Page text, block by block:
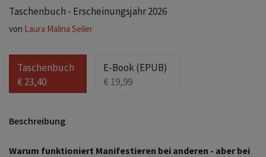
Taschenbuch - Erscheinungsjahr 2026
von Laura Malina Seiler
Taschenbuch
€ 23,40
E-Book (EPUB)
€ 19,99
Beschreibung
Warum funktioniert Manifestieren bei anderen - aber bei